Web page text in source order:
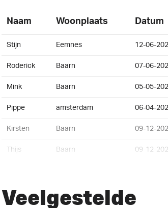
Naam Woonplaats Datum
Stijn Eemnes 12-06-
Roderick Baarn 07-06-
Mink Baarn 05-05-
Pippe amsterdam 06-04-
Kirsten Baarn 09-12-
Thijs Baarn 09-12-
Joost
Veelgestelde